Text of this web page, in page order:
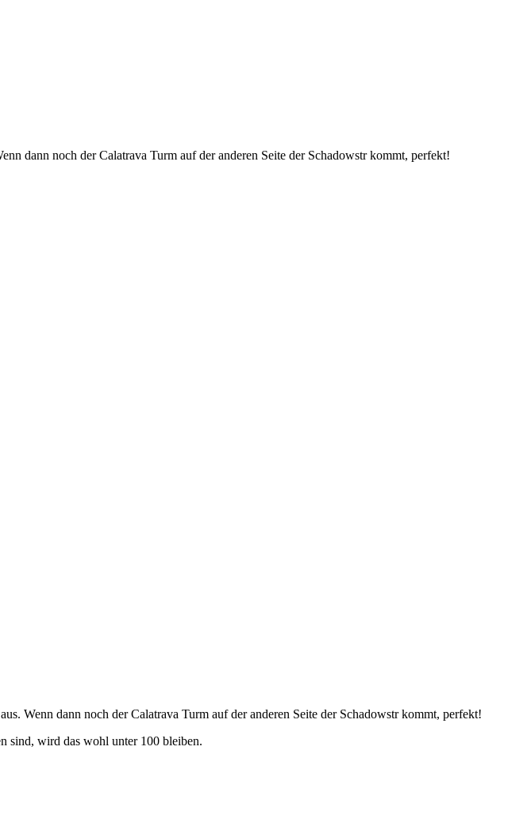
dann noch der Calatrava Turm auf der anderen Seite der Schadowstr kommt, perfekt!
Wenn dann noch der Calatrava Turm auf der anderen Seite der Schadowstr kommt, perfekt!
sind, wird das wohl unter 100 bleiben.